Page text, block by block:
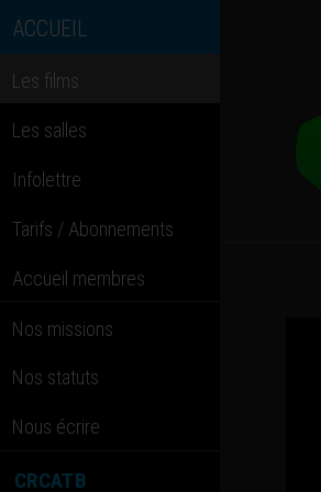
ACCUEIL
Les films
Les salles
Infolettre
Tarifs / Abonnements
Accueil membres
Nos missions
Nos statuts
Nous écrire
CRCATB